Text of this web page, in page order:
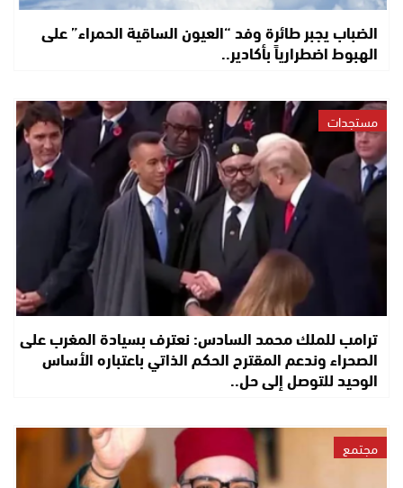
الضباب يجبر طائرة وفد “العيون الساقية الحمراء” على
الهبوط اضطرارياً بأكادير..
مستجدات
ترامب للملك محمد السادس: نعترف بسيادة المغرب على
الصحراء وندعم المقترح الحكم الذاتي باعتباره الأساس
الوحيد للتوصل إلى حل..
مجتمع